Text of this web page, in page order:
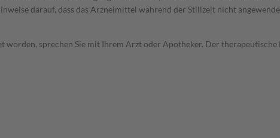
darauf, dass das Arzneimittel während der Stillzeit nicht
sprechen Sie mit Ihrem Arzt oder Apotheker. Der